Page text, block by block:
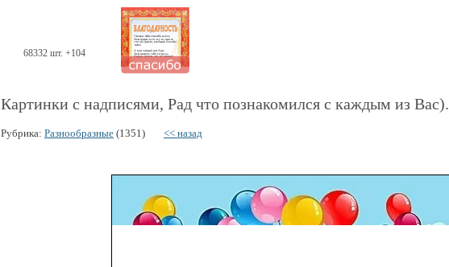
68332 шт. +104
Картинки с надписями, Рад что познакомился с каждым из Вас).
Рубрика: Разнообразные (1351) << назад